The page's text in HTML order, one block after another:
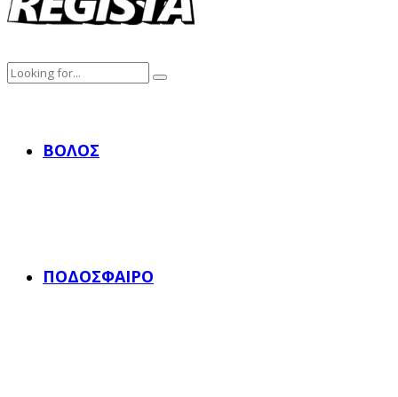
ΒΌΛΟΣ
ΠΟΔΌΣΦΑΙΡΟ